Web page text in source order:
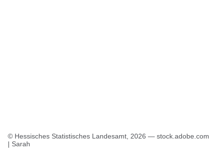
© Hessisches Statistisches Landesamt, 2026 — stock.adobe.com
| Sarah